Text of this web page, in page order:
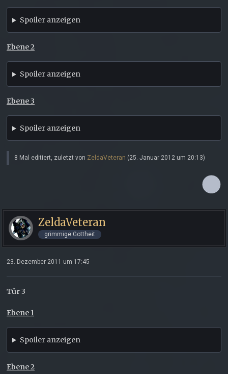
Spoiler anzeigen
Ebene 2
Spoiler anzeigen
Ebene 3
Spoiler anzeigen
8 Mal editiert, zuletzt von ZeldaVeteran (25. Januar 2012 um 20:13)
ZeldaVeteran
grimmige Gottheit
23. Dezember 2011 um 17:45
Tür 3
Ebene 1
Spoiler anzeigen
Ebene 2